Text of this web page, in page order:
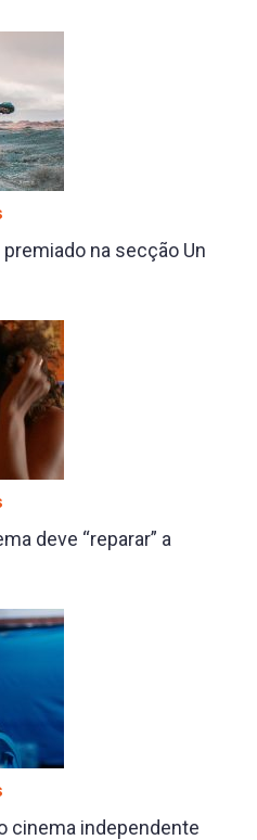
premiado na secção Un
deve “reparar” a
cinema independente